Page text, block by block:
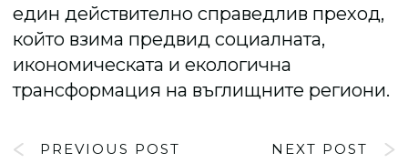
един действително справедлив преход,
който взима предвид социалната,
икономическата и екологична
трансформация на въглищните региони.
PREVIOUS POST NEXT POST